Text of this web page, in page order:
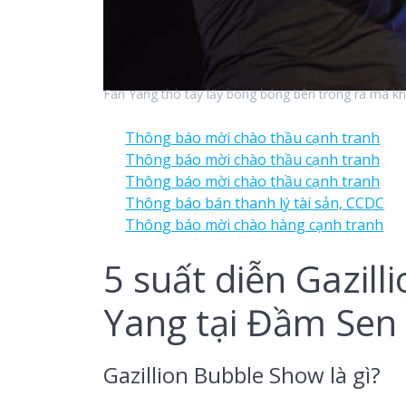
Fan Yang thò tay lấy bong bóng bên trong ra mà
Thông báo mời chào thầu cạnh tranh
Thông báo mời chào thầu cạnh tranh
Thông báo mời chào thầu cạnh tranh
Thông báo bán thanh lý tài sản, CCDC
Thông báo mời chào hàng cạnh tranh
5 suất diễn
Yang tại Đầm Sen
Gazillion Bubble Show là gì?